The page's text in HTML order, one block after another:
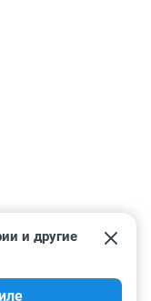
и другие